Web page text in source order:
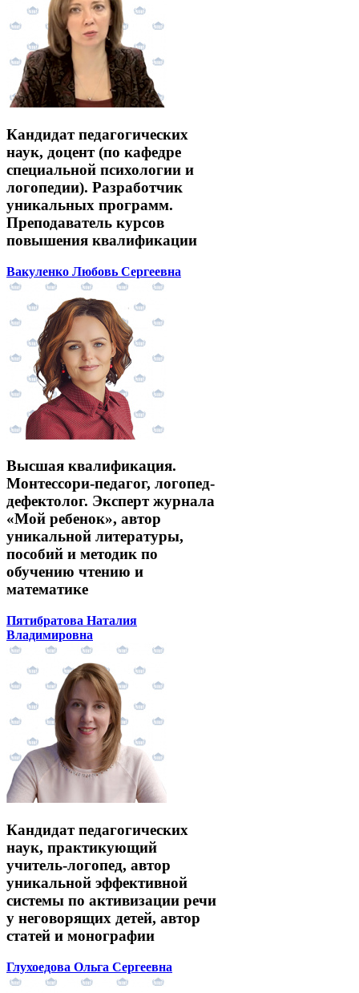
Кандидат педагогических
наук, доцент (по кафедре
специальной психологии и
логопедии). Разработчик
уникальных программ.
Преподаватель курсов
повышения квалификации
Вакуленко Любовь Сергеевна
Высшая квалификация.
Монтессори-педагог, логопед-
дефектолог. Эксперт журнала
«Мой ребенок», автор
уникальной литературы,
пособий и методик по
обучению чтению и
математике
Пятибратова Наталия
Владимировна
Кандидат педагогических
наук, практикующий
учитель-логопед, автор
уникальной эффективной
системы по активизации речи
у неговорящих детей, автор
статей и монографии
Глухоедова Ольга Сергеевна